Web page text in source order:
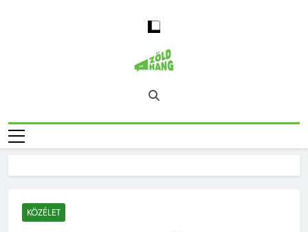
Magyarország
Zöld Hangja
Zöld Hang – Természet, Klímaváltozás,
Fenntarthatóság, Jövő
KÖZÉLET